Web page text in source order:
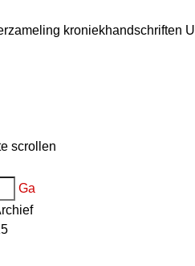
kroniekhandschriften
scrollen
Ga